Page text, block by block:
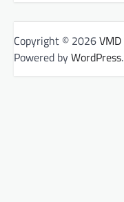
Copyright © 2026VMD
Powered byWordPress.